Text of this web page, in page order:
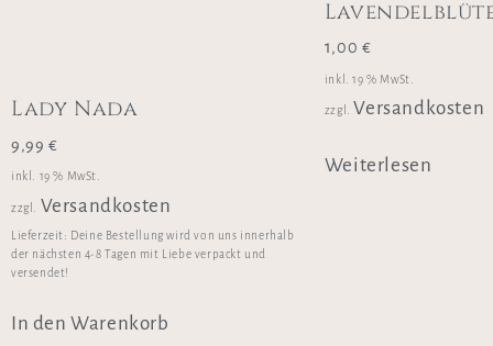
Lady Nada
9,99 €
inkl. 19 % MwSt.
zzgl. Versandkosten
Lieferzeit: Deine Bestellung wird von uns innerhalb
der nächsten 4-8 Tagen mit Liebe verpackt und
versendet!
In den Warenkorb
1,00 €
inkl. 19 % MwSt.
zzgl. Versandkosten
Weiterlesen